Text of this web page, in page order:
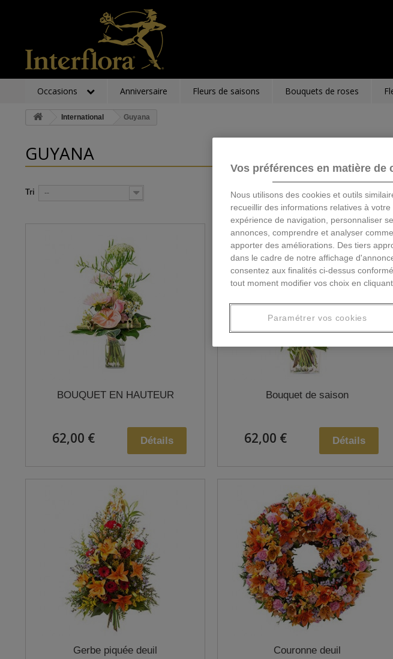
Occasions Anniversaire Fleurs de saisons Bouquets de roses
International Guyana
GUYANA
Tri --
BOUQUET EN HAUTEUR
62,00 € Détails
Bouquet de saison
62,00 € Détails
Gerbe piquée deuil Couronne deuil
Vos préférences en matière de
Nous utilisons des cookies et outils
recueillir des informations relatives à
expérience de navigation, personnaliser
annonces, comprendre et analyser
apporter des améliorations. Des tiers
dans le cadre de notre affichage
consentez aux finalités ci-dessus
tout moment modifier vos choix en
Paramétrer vos cookies